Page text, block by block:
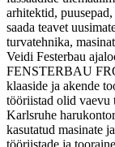
arhitektid,
saada teavet
turvatehnika,
Veidi Festerbau
FENSTERBAU
klaaside ja akende
tööriistad olid vaevu
Karlsruhe
kasutatud masinate